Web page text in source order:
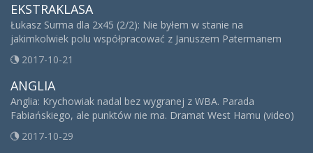
EKSTRAKLASA
Łukasz Surma dla 2x45 (2/2): Nie byłem w stanie na
jakimkolwiek polu współpracować z Januszem Patermanem
2017-10-21
ANGLIA
Anglia: Krychowiak nadal bez wygranej z WBA. Parada
Fabiańskiego, ale punktów nie ma. Dramat West Hamu (video)
2017-10-29